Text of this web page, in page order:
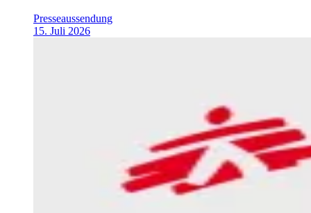
Presseaussendung
15. Juli 2026